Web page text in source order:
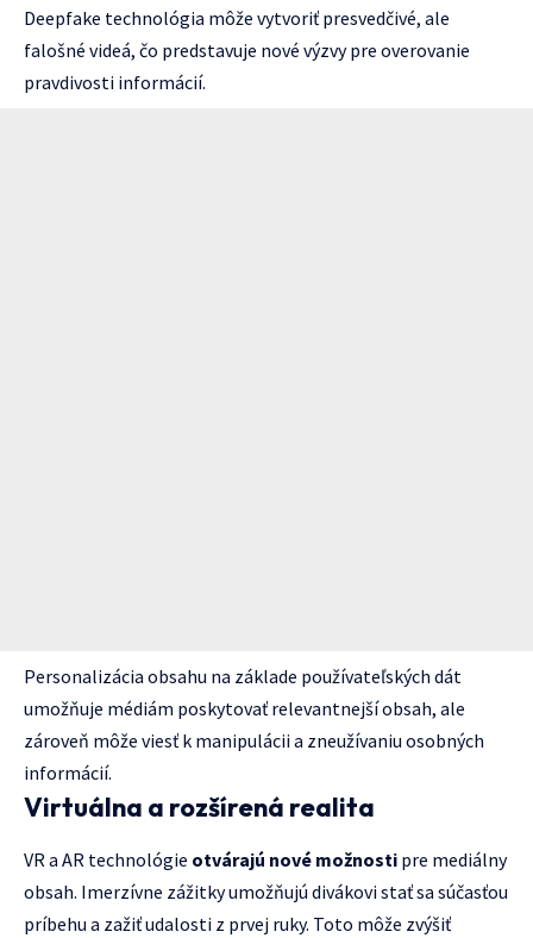
Deepfake technológia môže vytvoriť presvedčivé, ale
falošné videá, čo predstavuje nové výzvy pre overovanie
pravdivosti informácií.
Personalizácia obsahu na základe používateľských dát
umožňuje médiám poskytovať relevantnejší obsah, ale
zároveň môže viesť k manipulácii a zneužívaniu osobných
informácií.
Virtuálna a rozšírená realita
VR a AR technológie otvárajú nové možnosti pre mediálny
obsah. Imerzívne zážitky umožňujú divákovi stať sa súčasťou
príbehu a zažiť udalosti z prvej ruky. Toto môže zvýšiť